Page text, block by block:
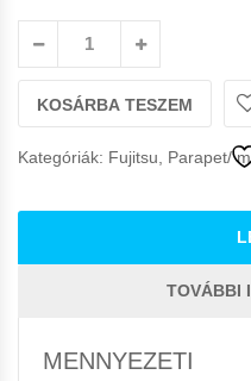
KOSÁRBA TESZEM
Kategóriák: Fujitsu Parapet/
TOVÁBBI
MENNYEZETI